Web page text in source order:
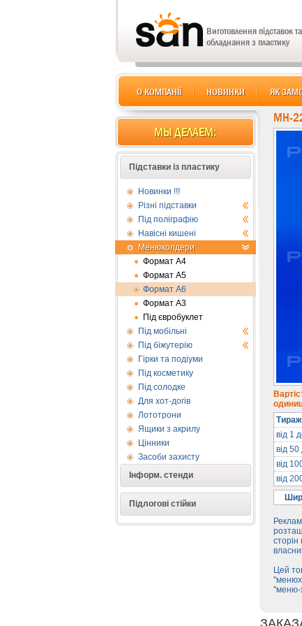
Виготовлення підставок
обладнання з пластику
О КОМПАНІЇ НОВИНКИ ЯК
МЫ ДЕЛАЕМ:
Підставки із пластику
Новинки !!!
Різні підставки
Під поліграфію
Навісні кишені
Менюхолдери
Формат А4
Формат А5
Формат А6
Формат А3
Під євробуклет
Під мобільні
Під біжутерію
Гірки та подіуми
Під косметику
Під солодке
Для хот-догів
Лототрони
Ящики з акрилу
Цінники
Засоби захисту
Інформ. стенди
Підлогові стійки
MH-
від 1
від
від
від
Цей
"меню-